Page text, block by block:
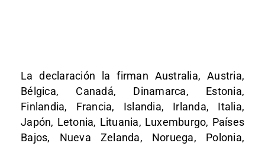
La declaración la firman Australia, Austria,
Bélgica, Canadá, Dinamarca, Estonia,
Finlandia, Francia, Islandia, Irlanda, Italia,
Japón, Letonia, Lituania, Luxemburgo, Países
Bajos, Nueva Zelanda, Noruega, Polonia,